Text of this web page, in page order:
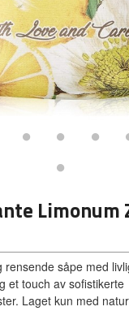
Limonum
rensende såpe med
et touch av sofistikerte
Laget kun med